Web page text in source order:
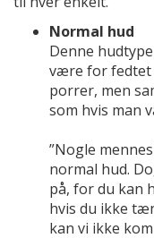
Normal hud
Denne
være for fedtet
porrer, men
som hvis man
”Nogle
normal hud.
på, for du kan
hvis du ikke
kan vi ikke